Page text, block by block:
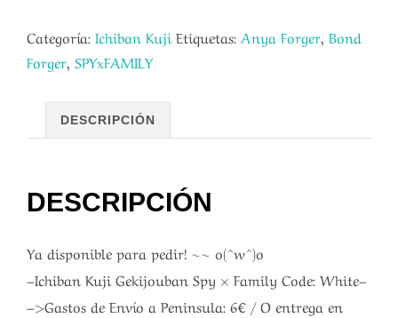
Categoría: Ichiban Kuji Etiquetas: Anya Forger, Bond
Forger, SPYxFAMILY
DESCRIPCIÓN
DESCRIPCIÓN
Ya disponible para pedir! ~~ o(^w^)o
–Ichiban Kuji Gekijouban Spy × Family Code: White–
–>Gastos de Envío a Peninsula: 6€ / O entrega en